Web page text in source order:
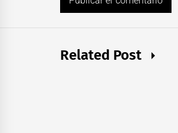
Related Post